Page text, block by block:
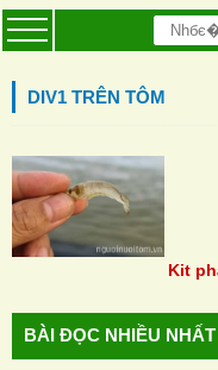
DIV1 TRÊN TÔM
Kit
BÀI ĐỌC NHIỀU NHẤT